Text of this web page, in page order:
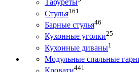
Табуреты
Стулья161
Барные стулья46
Кухонные уголки25
Кухонные диваны1
Модульные спальные
441